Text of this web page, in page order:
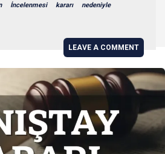
İncelenmesi kararı nedeniyle
LEAVE A COMMENT